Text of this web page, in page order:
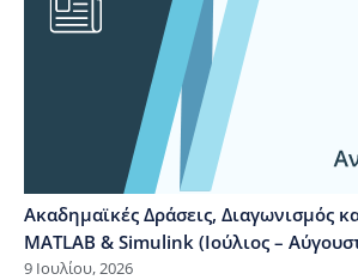
Ακαδημαϊκές Δράσεις, Διαγωνισμός
MATLAB & Simulink (Ιούλιος –
9 Ιουλίου, 2026